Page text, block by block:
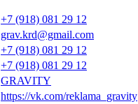
+7 (918) 081 29 12
grav.krd@gmail.com
+7 (918) 081 29 12
+7 (918) 081 29 12
GRAVITY
https://vk.com/reklama_gravity